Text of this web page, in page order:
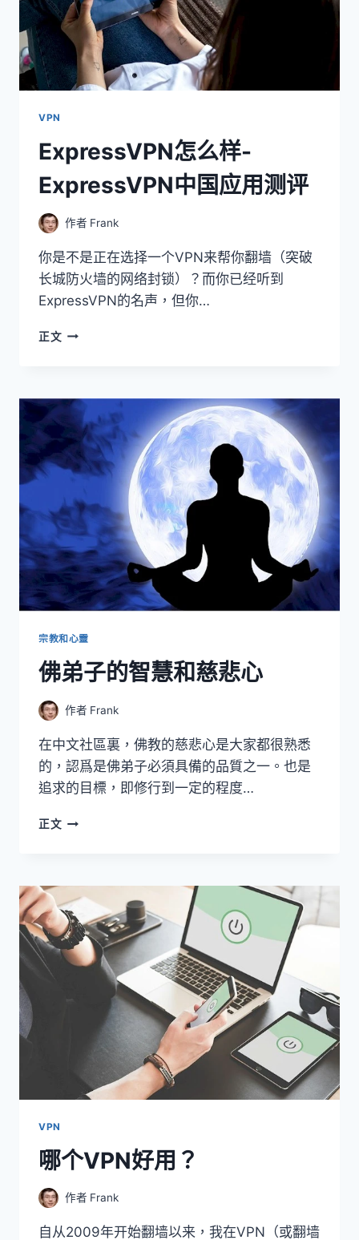
篇
VPN
ExpressVPN怎么样-
ExpressVPN中国应用测评
作者 Frank
你是不是正在选择一个VPN来帮你翻墙（突破
长城防火墙的网络封锁）？而你已经听到
ExpressVPN的名声，但你…
正文EXPRESSVPN
EXPRESSVPN
应
用
评
宗教和心靈
佛弟子的智慧和慈悲心
作者 Frank
在中文社區裏，佛教的慈悲心是大家都很熟悉
的，認爲是佛弟子必須具備的品質之一。也是
追求的目標，即修行到一定的程度…
正文佛
智
慧
和
慈
悲
VPN
哪个VPN好用？
作者 Frank
自从2009年开始翻墙以来，我在VPN（或翻墙